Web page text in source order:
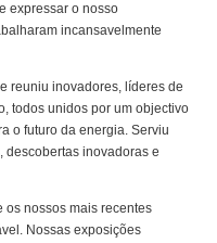
expressar o nosso
incansavelmente
reuniu inovadores, líderes de
todos unidos por um objectivo
o futuro da energia. Serviu
descobertas inovadoras e
os nossos mais recentes
Nossas exposições